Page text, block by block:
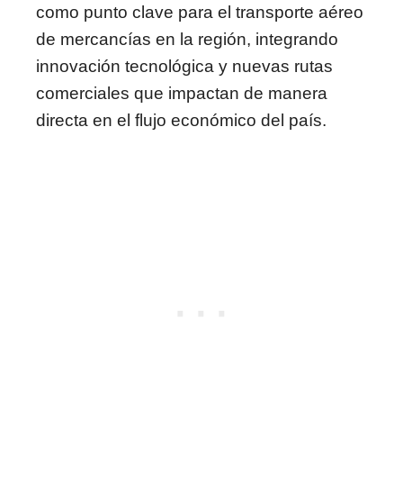
como punto clave para el transporte aéreo
de mercancías en la región, integrando
innovación tecnológica y nuevas rutas
comerciales que impactan de manera
directa en el flujo económico del país.